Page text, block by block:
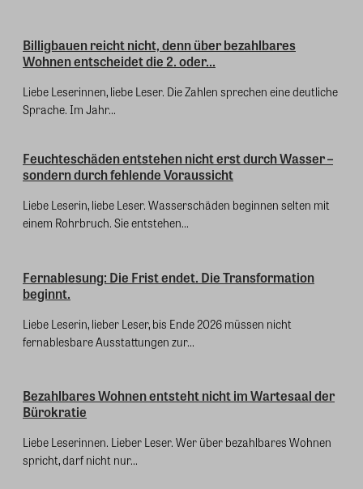
Billigbauen reicht nicht, denn über bezahlbares
Wohnen entscheidet die 2. oder...
Liebe Leserinnen, liebe Leser. Die Zahlen sprechen eine deutliche
Sprache. Im Jahr...
Feuchteschäden entstehen nicht erst durch Wasser –
sondern durch fehlende Voraussicht
Liebe Leserin, liebe Leser. Wasserschäden beginnen selten mit
einem Rohrbruch. Sie entstehen...
Fernablesung: Die Frist endet. Die Transformation
beginnt.
Liebe Leserin, lieber Leser, bis Ende 2026 müssen nicht
fernablesbare Ausstattungen zur...
Bezahlbares Wohnen entsteht nicht im Wartesaal der
Bürokratie
Liebe Leserinnen. Lieber Leser. Wer über bezahlbares Wohnen
spricht, darf nicht nur...